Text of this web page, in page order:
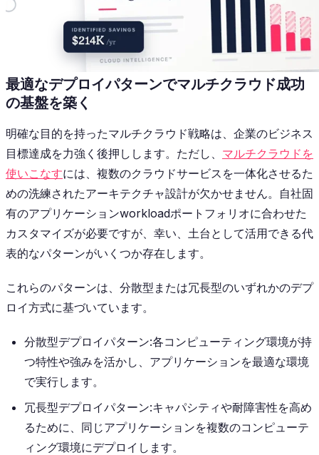
最適なデプロイパターンでマルチクラウド成功
の基盤を築く
明確な目的を持ったマルチクラウド戦略は、企業のビジネス
目標達成を力強く後押しします。ただし、 マルチクラウドを
使いこなすには、複数のクラウドサービスを一体化させるた
めの洗練されたアーキテクチャ設計が欠かせません。自社固
有のアプリケーションworkloadポートフォリオに合わせた
カスタマイズが必要ですが、幸い、土台として活用できる代
表的なパターンがいくつか存在します。
これらのパターンは、分散型または冗長型のいずれかのデプ
ロイ方式に基づいています。
分散型デプロイパターン:各コンピューティング環境が持
つ特性や強みを活かし、アプリケーションを最適な環境
で実行します。
冗長型デプロイパターン:キャパシティや耐障害性を高め
るために、同じアプリケーションを複数のコンピューテ
ィング環境にデプロイします。